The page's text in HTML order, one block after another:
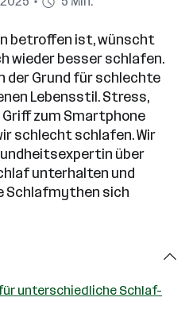
unterschiedliche Schlaf-
betroffen ist, wünscht
wieder besser schlafen.
der Grund für schlechte
Lebensstil. Stress,
zum Smartphone
schlecht schlafen. Wir
über
unterhalten und
Schlafmythen sich